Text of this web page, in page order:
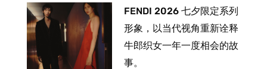
FENDI 2026 七夕限定系列
形象，以当代视角重新诠释
牛郎织女一年一度相会的故
事。